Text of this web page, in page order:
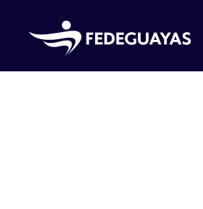
Skip to main content